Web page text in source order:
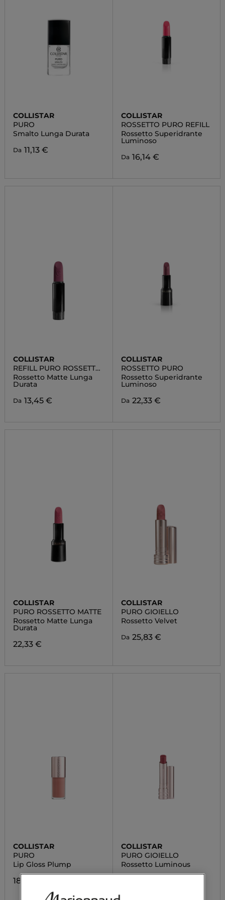
COLLISTAR
PURO
Smalto Lunga Durata
Da 11,13 €
COLLISTAR
ROSSETTO PURO REFILL
Rossetto Superidrante
Luminoso
Da 16,14 €
COLLISTAR
REFILL PURO ROSSETTO
MATTE
Rossetto Matte Lunga
Durata
Da 13,45 €
COLLISTAR
ROSSETTO PURO
Rossetto Superidrante
Luminoso
Da 22,33 €
COLLISTAR
PURO ROSSETTO MATTE
Rossetto Matte Lunga
Durata
22,33 €
COLLISTAR
PURO GIOIELLO
Rossetto Velvet
Da 25,83 €
COLLISTAR
PURO
Lip Gloss Plump
18,90 €
COLLISTAR
PURO GIOIELLO
Rossetto Luminous